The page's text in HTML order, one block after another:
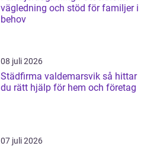
vägledning och stöd för familjer i
behov
08 juli 2026
Städfirma valdemarsvik så hittar
du rätt hjälp för hem och företag
07 juli 2026